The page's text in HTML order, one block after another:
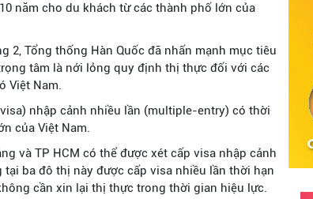
năm cho du khách từ các thành phố lớn của
2, Tổng thống Hàn Quốc đã nhấn mạnh mục tiêu
tâm là nới lỏng quy định thị thực đối với các
Việt Nam.
nhập cảnh nhiều lần (multiple-entry) có thời
của Việt Nam.
và TP HCM có thể được xét cấp visa nhập cảnh
ba đô thị này được cấp visa nhiều lần thời hạn
cần xin lại thị thực trong thời gian hiệu lực.